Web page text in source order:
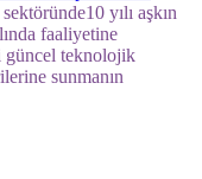
yılı aşkın
faaliyetine
güncel teknolojik
sunmanın